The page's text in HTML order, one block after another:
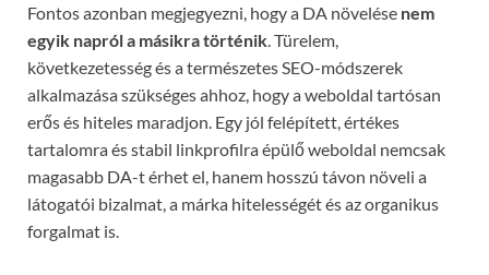
Fontos azonban megjegyezni, hogy a DA növelése nem
egyik napról a másikra történik . Türelem,
következetesség és a természetes SEO-módszerek
alkalmazása szükséges ahhoz, hogy a weboldal tartósan
erős és hiteles maradjon. Egy jól felépített, értékes
tartalomra és stabil linkprofilra épülő weboldal nemcsak
magasabb DA-t érhet el, hanem hosszú távon növeli a
látogatói bizalmat, a márka hitelességét és az organikus
forgalmat is.